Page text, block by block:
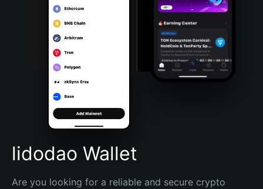
Português (Portugal)
Bahasa Indonesia
Português (Brasil)
Español (Argentina)
lidodao Wallet
Are you looking for a reliable and secure crypto